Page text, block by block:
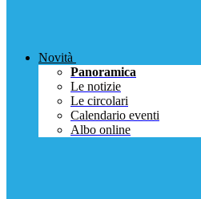
Novità
Panoramica
Le notizie
Le circolari
Calendario eventi
Albo online